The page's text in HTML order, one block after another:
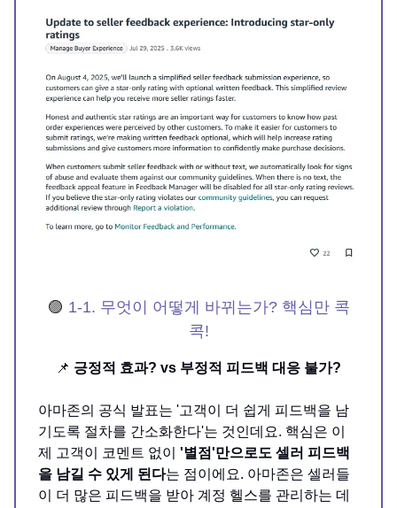
🟣 1-1. 무엇이 어떻게 바뀌는가? 핵심만 콕
콕!
📌 긍정적 효과? vs 부정적 피드백 대응 불가?
아마존의 공식 발표는 '고객이 더 쉽게 피드백을 남
기도록 절차를 간소화한다'는 것인데요. 핵심은 이
제 고객이 코멘트 없이 '별점'만으로도 셀러 피드백
을 남길 수 있게 된다는 점이에요. 아마존은 셀러들
이 더 많은 피드백을 받아 계정 헬스를 관리하는 데